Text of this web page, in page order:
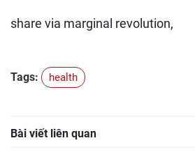
share via marginal revolution,
Tags: health
Bài viết liên quan